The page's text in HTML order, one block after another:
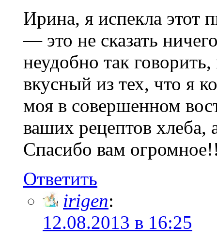
Ирина, я испекла этот
— это не сказать
неудобно так
вкусный из тех, что я
моя в совершенном
ваших рецептов хлеба,
Спасибо вам
Ответить
irigen:
12.08.2013 в 16:25